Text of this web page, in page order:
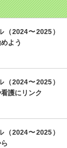
2024〜2025）
よう
2024〜2025）
護にリンク
2024〜2025）